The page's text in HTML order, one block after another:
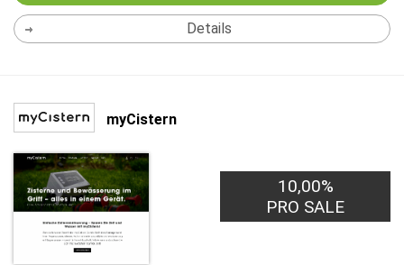
Details
myCistern
10,00%
PRO SALE